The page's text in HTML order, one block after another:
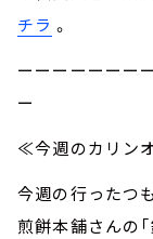
チラ 。
ーーーーーーー
ー
≪今週のカリン
今週の行ったつ
煎餅本舗さんの